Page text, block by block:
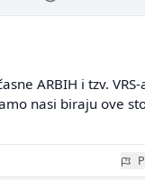
ARBIH i tzv. VRS-
nasi biraju ove